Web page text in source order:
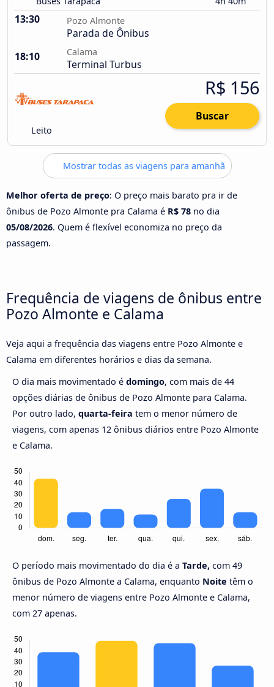
13:30 Pozo Almonte
Parada de Ônibus
18:10
Calama
Terminal Turbus
Leito
R$ 156
Buscar
Mostrar todas as viagens para amanhã
Melhor oferta de preço: O preço mais barato pra ir de
ônibus de Pozo Almonte pra Calama é R$ 78 no dia
05/08/2026. Quem é flexível economiza no preço da
passagem.
Frequência de viagens de ônibus entre
Pozo Almonte e Calama
Veja aqui a frequência das viagens entre Pozo Almonte e
Calama em diferentes horários e dias da semana.
O dia mais movimentado é domingo, com mais de 44
opções diárias de ônibus de Pozo Almonte para Calama.
Por outro lado, quarta-feira tem o menor número de
viagens, com apenas 12 ônibus diários entre Pozo Almonte
e Calama.
O período mais movimentado do dia é a Tarde, com 49
ônibus de Pozo Almonte a Calama, enquanto Noite têm o
menor número de viagens entre Pozo Almonte e Calama,
com 27 apenas.